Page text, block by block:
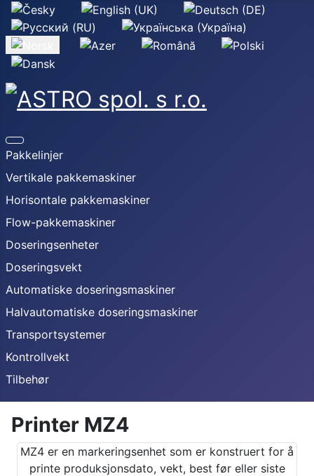
Velg ditt språk
Pakkelinjer
Vertikale pakkemaskiner
Horisontale pakkemaskiner
Flow-pakkemaskiner
Doseringsenheter
Doseringsvekt
Automatiske doseringsmaskiner
Halvautomatiske doseringsmaskiner
Transportsystemer
Kontrollvekt
Tilbehør
Printer MZ4
MZ4 er en markeringsenhet som er konstruert for å
printe produksjonsdato, vekt, best før eller siste